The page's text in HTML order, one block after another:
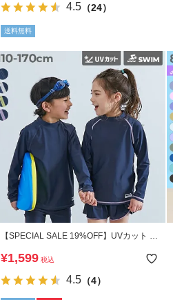
4.5 （24）
送料無料
【SPECIAL SALE 19%OFF】UVカット ス
¥1,599 税込
4.5 （4）